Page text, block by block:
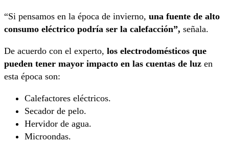
“Si pensamos en la época de invierno, una fuente de alto
consumo eléctrico podría ser la calefacción”, señala.
De acuerdo con el experto, los electrodomésticos que
pueden tener mayor impacto en las cuentas de luz en
esta época son:
Calefactores eléctricos.
Secador de pelo.
Hervidor de agua.
Microondas.